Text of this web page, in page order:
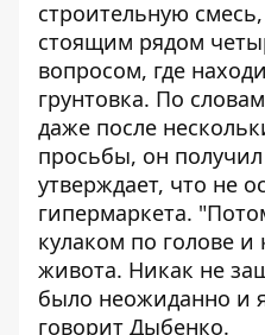
строительную
стоящим рядом
вопросом, где
грунтовка. По
даже после
просьбы, он
утверждает, что не
гипермаркета.
кулаком по голове и
живота. Никак не
было неожиданно и
говорит Дыбенко.